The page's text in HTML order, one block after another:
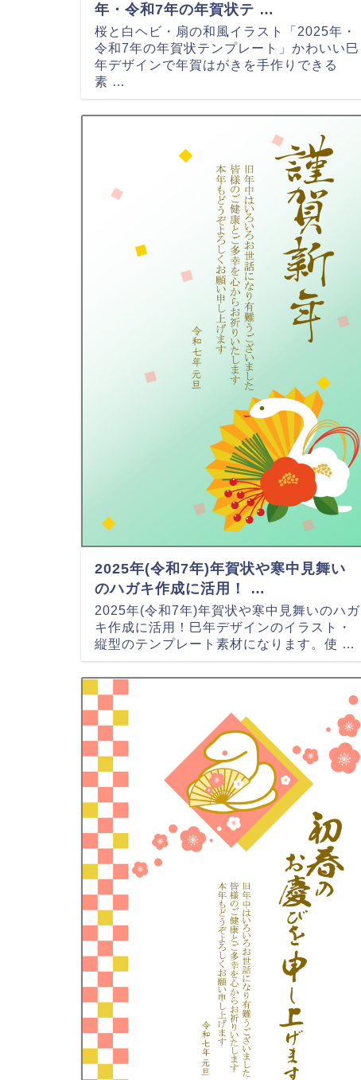
年・令和7年の年賀状テ …
桜と白ヘビ・扇の和風イラスト「2025年・
令和7年の年賀状テンプレート」かわいい巳
年デザインで年賀はがきを手作りできる
素 …
2025年(令和7年)年賀状や寒中見舞い
のハガキ作成に活用！ …
2025年(令和7年)年賀状や寒中見舞いのハガ
キ作成に活用！巳年デザインのイラスト・
縦型のテンプレート素材になります。使 …